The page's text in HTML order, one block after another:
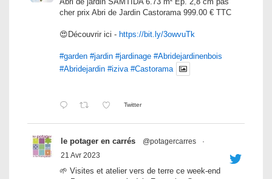
cher prix Abri de Jardin Castorama 999.00 € TTC
😍Découvrir ici - https://bit.ly/3owvuTk
#garden #jardin #jardinage #Abridejardinenbois
#Abridejardin #iziva #Castorama
Twitter
le potager en carrés @potagercarres
·
21 Avr 2023
🌱 Visites et atelier vers de terre ce week-end